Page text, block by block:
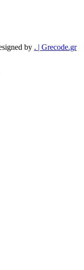
by . | Grecode.gr